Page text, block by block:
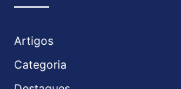
Artigos
Categoria